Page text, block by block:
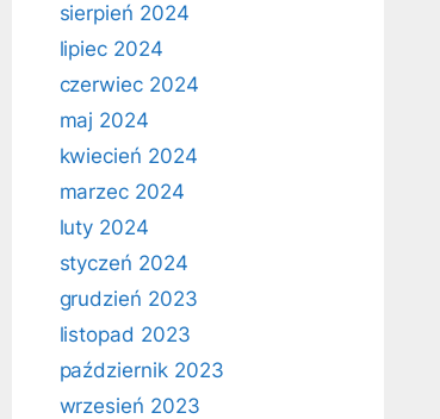
sierpień 2024
lipiec 2024
czerwiec 2024
maj 2024
kwiecień 2024
marzec 2024
luty 2024
styczeń 2024
grudzień 2023
listopad 2023
październik 2023
wrzesień 2023